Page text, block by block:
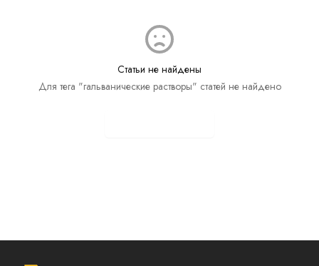
Статьи не найдены
Для тега "гальванические растворы" статей не найдено